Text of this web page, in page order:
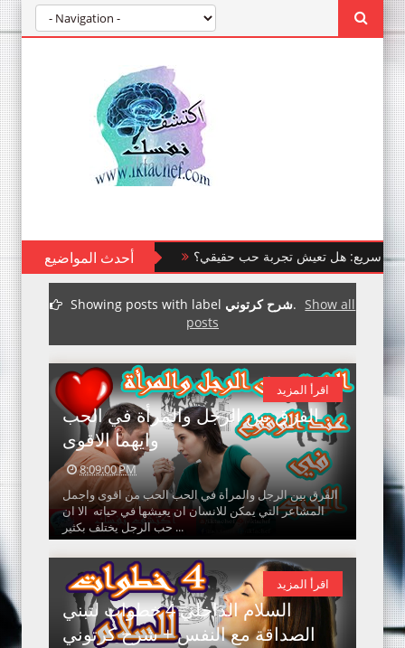
أحدث المواضيع اختبار سريع: هل تعيش تجربة حب حقيقي؟
Showing posts with label شرح كرتوني. Show all
posts
الفرق بين الرجل والمرأة في الحب
وايهما الاقوى
8:09:00 PM
الفرق بين الرجل والمرأة في الحب الحب من اقوى واجمل
المشاعر التي يمكن للانسان ان يعيشها في حياته الا ان
حب الرجل يختلف بكثير ...
اقرأ المزيد
السلام الداخلي 4 خطوات لتبني
الصداقة مع النفس + شرح كرتوني
اقرأ المزيد